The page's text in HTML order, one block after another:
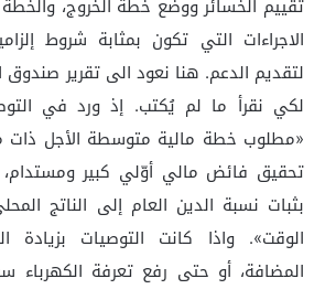
الاجراءات التي تكون بمثابة شروط
لتقديم الدعم. هنا نعود الى تقرير صندوق
لكي نقرأ ما لم يُكتب. إذ ورد في
«مطلوب خطة مالية متوسطة الأجل
تحقيق فائض مالي أوّلي كبير
بثبات نسبة الدين العام إلى الناتج
الوقت». واذا كانت التوصيات بزيادة
المضافة، أو حتى رفع تعرفة الكهرباء